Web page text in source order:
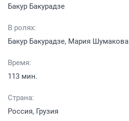
Бакур Бакурадзе
В ролях:
Бакур Бакурадзе, Мария Шумакова
Время:
113 мин.
Страна:
Россия, Грузия